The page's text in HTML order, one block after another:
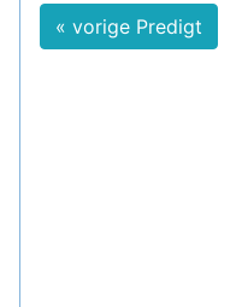
« vorige Predigt